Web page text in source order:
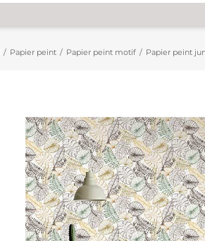
Papier peint Papier peint motif Papier peint